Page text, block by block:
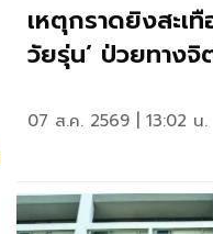
เหตุกราดยิงสะเ
วัยรุ่น’ ป่วยทางจิ
07 ส.ค. 2569 | 13:02 น.